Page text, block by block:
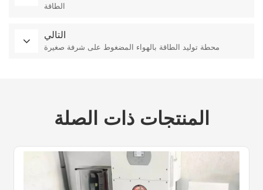
الطاقة
التالي
محطة توليد الطاقة بالهواء المضغوط على شرفة صغيرة
المنتجات ذات الصلة